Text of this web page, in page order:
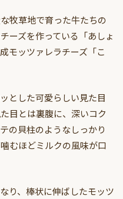
牧草地で育った牛たちの
ーズを作っている「あしょ
モッツァレラチーズ「こ
とした可愛らしい見た目
目とは裏腹に、深いコク
の貝柱のようなしっかり
むほどミルクの風味が口
り、棒状に伸ばしたモッツ